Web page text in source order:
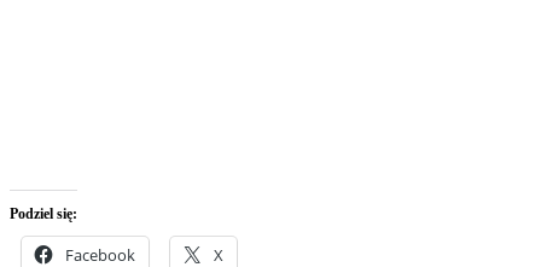
Podziel się:
Facebook X